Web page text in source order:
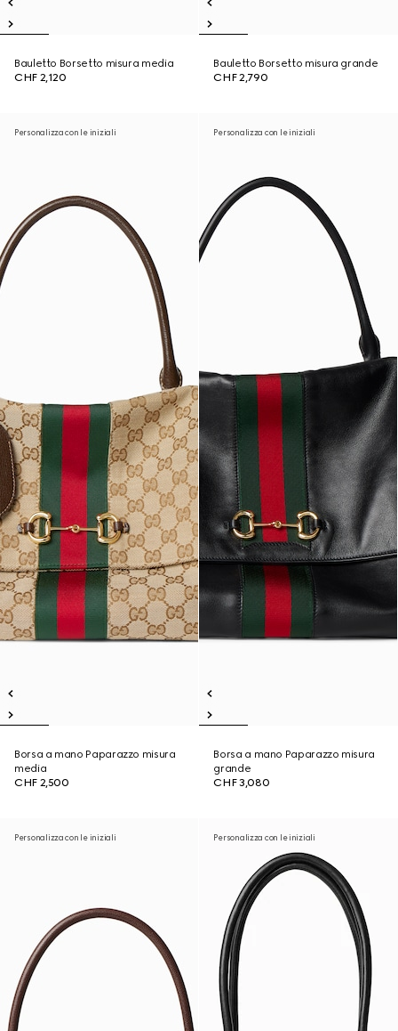
Bauletto Borsetto misura media
CHF 2,120
Bauletto Borsetto misura grande
CHF 2,790
Personalizza con le iniziali
Borsa a mano Paparazzo misura
media
CHF 2,500
Personalizza con le iniziali
Borsa a mano Paparazzo misura
grande
CHF 3,080
Personalizza con le iniziali Personalizza con le iniziali